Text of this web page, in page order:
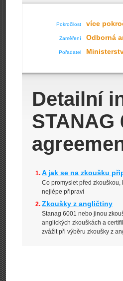
Pokročilost více
Zaměření Odborná
Pořadatel
Detailní
STANAG
A jak se na zkoušku
Co promyslet před
nejlépe připraví
Zkoušky z angličtiny
Stanag 6001 nebo jinou
anglických zkouškách a
zvážit při výběru zkoušky z